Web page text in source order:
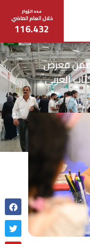
عدد الزوار
خلال العام الماضي
116.432
ضمن معرض
العربي